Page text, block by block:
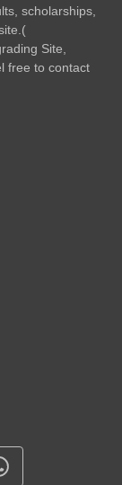
scholarships,
Site,
free to contact